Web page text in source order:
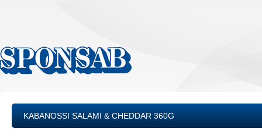
KABANOSSI SALAMI & CHEDDAR 360G